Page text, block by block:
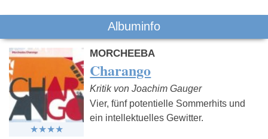
Albuminfo
MORCHEEBA
Charango
Kritik von Joachim Gauger
Vier, fünf potentielle Sommerhits und
ein intellektuelles Gewitter.